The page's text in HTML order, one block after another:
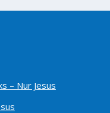
– Nur Jesus